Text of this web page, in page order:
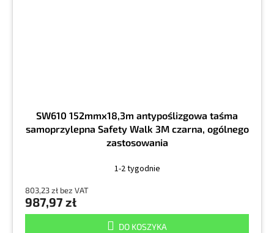
SW610 152mmx18,3m antypoślizgowa taśma
samoprzylepna Safety Walk 3M czarna, ogólnego
zastosowania
1-2 tygodnie
803,23 zł bez VAT
987,97 zł
DO KOSZYKA